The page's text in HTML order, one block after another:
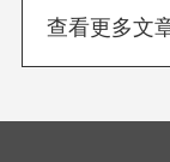
查看更多文